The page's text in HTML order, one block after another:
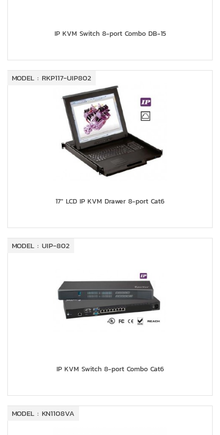
IP KVM Switch 8-port Combo DB-15
MODEL : RKP117-UIP802
17" LCD IP KVM Drawer 8-port Cat6
MODEL : UIP-802
IP KVM Switch 8-port Combo Cat6
MODEL : KN1108VA